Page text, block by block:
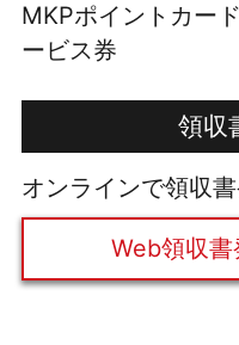
MKPポイントカー
ービス券
領収
オンラインで領収書
Web領収書